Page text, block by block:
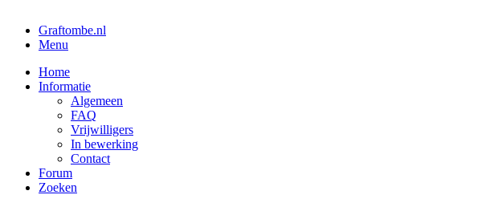
Graftombe.nl
Menu
Home
Informatie
Algemeen
FAQ
Vrijwilligers
In bewerking
Contact
Forum
Zoeken